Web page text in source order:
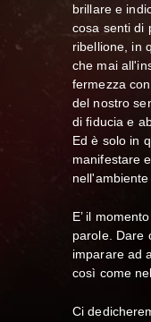
brillare e
cosa senti di
ribellione, in
che mai
fermezza
del nostro
di fiducia e
Ed è solo in
manifestare
E’ il
parole. Dare
imparare ad
così come
Ci